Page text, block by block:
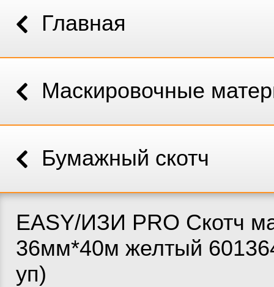
Главная
Маскировочные
Бумажный скотч
EASY/ИЗИ PRO Скотч
36мм*40м желтый
уп)